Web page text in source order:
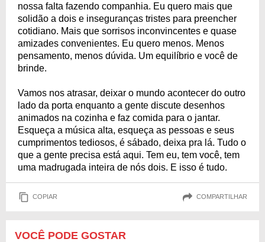
nossa falta fazendo companhia. Eu quero mais que
solidão a dois e inseguranças tristes para preencher
cotidiano. Mais que sorrisos inconvincentes e quase
amizades convenientes. Eu quero menos. Menos
pensamento, menos dúvida. Um equilíbrio e você de
brinde.
Vamos nos atrasar, deixar o mundo acontecer do outro
lado da porta enquanto a gente discute desenhos
animados na cozinha e faz comida para o jantar.
Esqueça a música alta, esqueça as pessoas e seus
cumprimentos tediosos, é sábado, deixa pra lá. Tudo o
que a gente precisa está aqui. Tem eu, tem você, tem
uma madrugada inteira de nós dois. E isso é tudo.
COPIAR COMPARTILHAR
VOCÊ PODE GOSTAR